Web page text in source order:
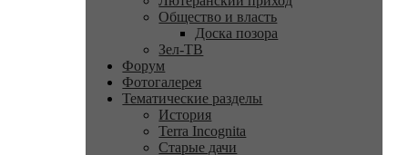
Общество и власть
Доска позора
Зел-ТВ
Форум
Фотогалерея
Тематические разделы
История
Terra Incognita
Старые дачи